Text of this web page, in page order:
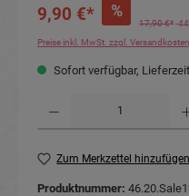
9,90 €* %
17,90 €*-
Preise inkl. MwSt. zzgl. Versandkosten
Sofort verfügbar,
Zum Merkzettel hinzufügen
Produktnummer: